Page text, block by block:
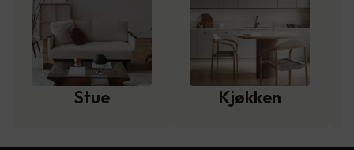
Stue Kjøkken